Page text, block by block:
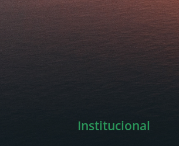
Institucional